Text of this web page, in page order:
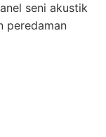
seni akustik
peredaman